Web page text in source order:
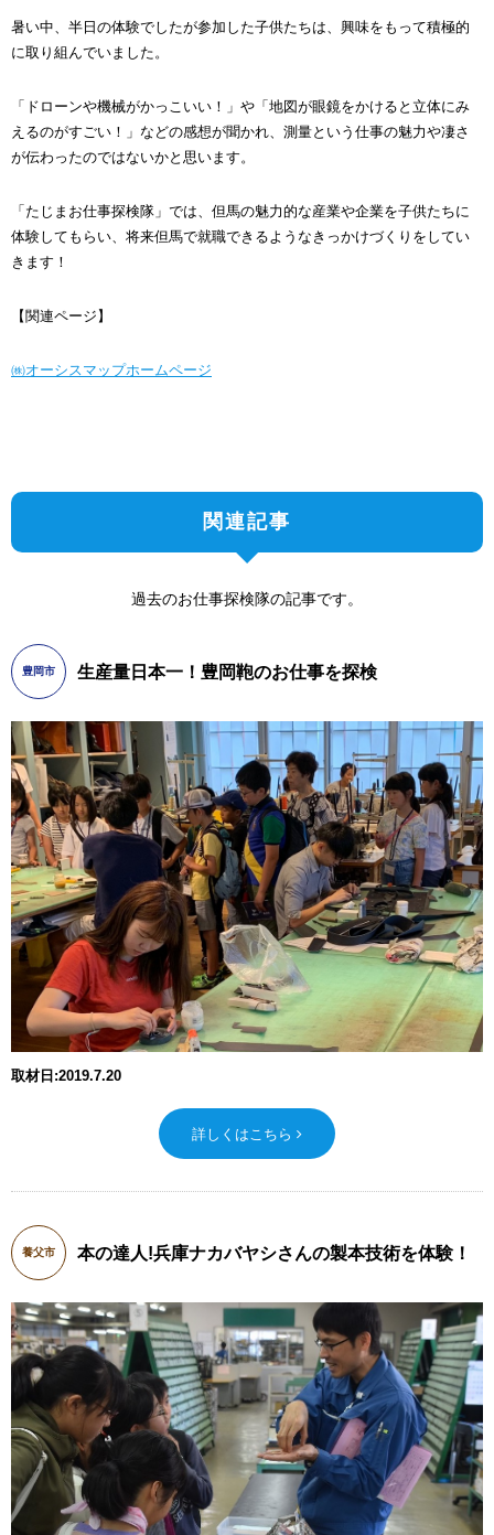
暑い中、半日の体験でしたが参加した子供たちは、興味をもって積極的
に取り組んでいました。
「ドローンや機械がかっこいい！」や「地図が眼鏡をかけると立体にみ
えるのがすごい！」などの感想が聞かれ、測量という仕事の魅力や凄さ
が伝わったのではないかと思います。
「たじまお仕事探検隊」では、但馬の魅力的な産業や企業を子供たちに
体験してもらい、将来但馬で就職できるようなきっかけづくりをしてい
きます！
【関連ページ】
㈱オーシスマップホームページ
関連記事
過去のお仕事探検隊の記事です。
豊岡市 生産量日本一！豊岡鞄のお仕事を探検
取材日:2019.7.20
詳しくはこちら
養父市 本の達人!兵庫ナカバヤシさんの製本技術を体験！